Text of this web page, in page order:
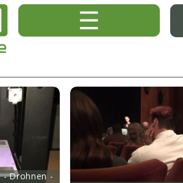
- Drohnen -
mehr